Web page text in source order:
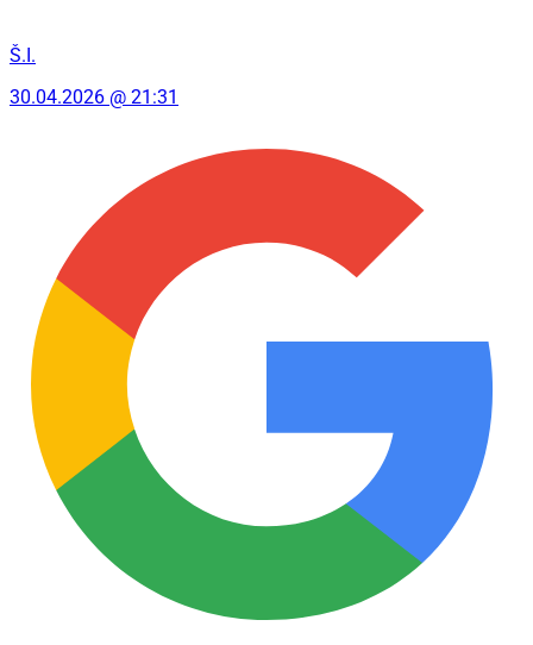
Š.I.
30.04.2026 @ 21:31